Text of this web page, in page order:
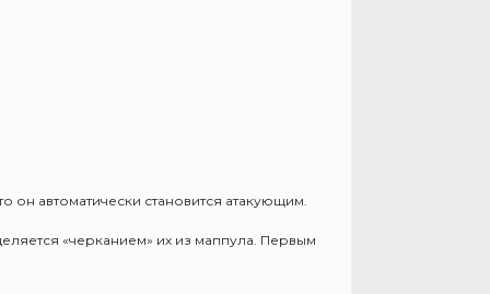
он автоматически становится атакующим.
«черканием» их из маппула. Первым